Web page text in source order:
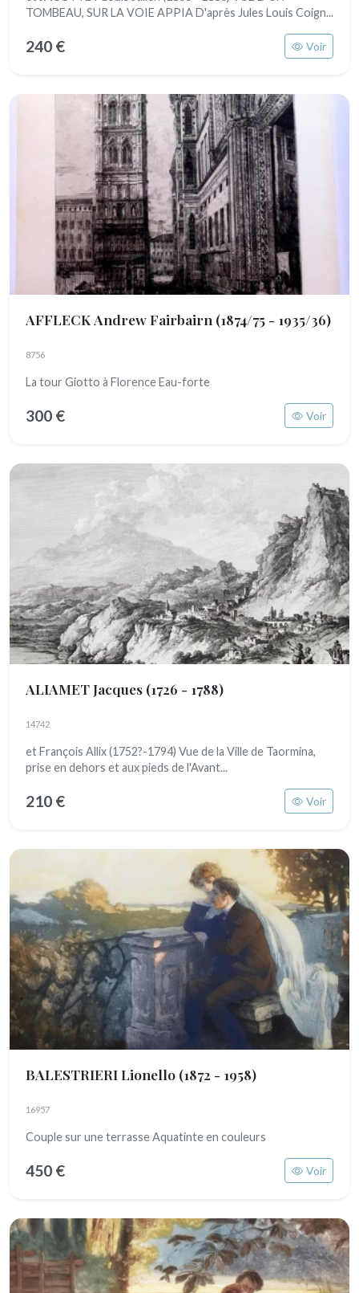
TOMBEAU, SUR LA VOIE APPIA D'après Jules Louis Coign...
240 € Voir
AFFLECK Andrew Fairbairn (1874/75 - 1935/36)
8756
La tour Giotto à Florence Eau-forte
300 € Voir
ALIAMET Jacques (1726 - 1788)
14742
et François Allix (1752?-1794) Vue de la Ville de Taormina,
prise en dehors et aux pieds de l'Avant...
210 € Voir
BALESTRIERI Lionello (1872 - 1958)
16957
Couple sur une terrasse Aquatinte en couleurs
450 € Voir